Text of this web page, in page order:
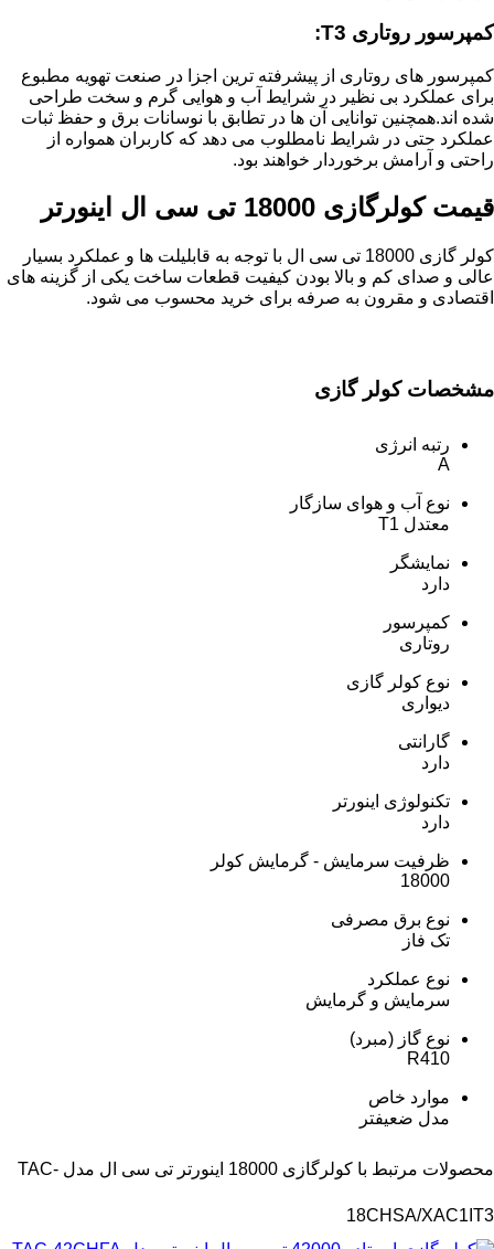
کمپرسور روتاری T3:
کمپرسور های روتاری از پیشرفته ترین اجزا در صنعت تهویه مطبوع
برای عملکرد بی نظیر در شرایط آب و هوایی گرم و سخت طراحی
شده اند.همچنین توانایی آن ها در تطابق با نوسانات برق و حفظ ثبات
عملکرد حتی در شرایط نامطلوب می دهد که کاربران همواره از
راحتی و آرامش برخوردار خواهند بود.
قیمت کولرگازی 18000 تی سی ال اینورتر
کولر گازی 18000 تی سی ال با توجه به قابلیلت ها و عملکرد بسیار
عالی و صدای کم و بالا بودن کیفیت قطعات ساخت یکی از گزینه های
اقتصادی و مقرون به صرفه برای خرید محسوب می شود.
مشخصات کولر گازی
رتبه انرژی
A
نوع آب و هوای سازگار
معتدل T1
نمایشگر
دارد
کمپرسور
روتاری
نوع کولر گازی
دیواری
گارانتی
دارد
تکنولوژی اینورتر
دارد
ظرفیت سرمایش - گرمایش کولر
18000
نوع برق مصرفی
تک فاز
نوع عملکرد
سرمایش و گرمایش
نوع گاز (مبرد)
R410
موارد خاص
مدل ضعیفتر
محصولات مرتبط با کولرگازی 18000 اینورتر تی سی ال مدل TAC-
18CHSA/XAC1IT3